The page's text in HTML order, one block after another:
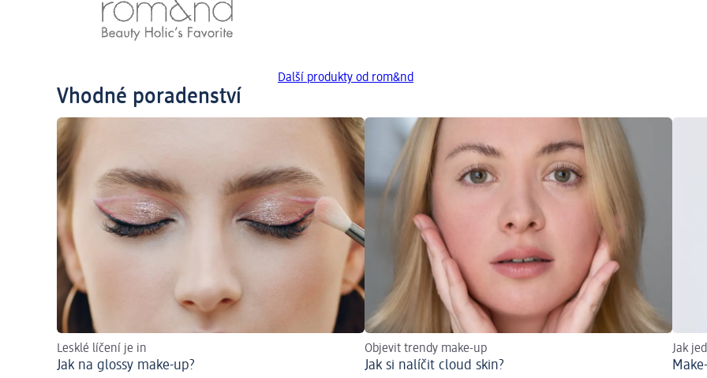
Další produkty od rom&nd
Vhodné poradenství
Lesklé líčení je in
Jak na glossy make-up?
Objevit trendy make-up
Jak si nalíčit cloud skin?
Jak